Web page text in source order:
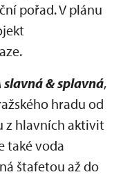
pořad. V plánu
slavná & splavná,
hradu od
z hlavních aktivit
také voda
štafetou až do